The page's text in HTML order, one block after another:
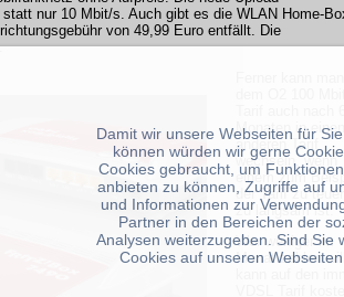
nur 10 Mbit/s. Auch gibt es die WLAN Home-
von 49,99 Euro entfällt. Die
Monaten in einen
anderen Tarif
wechseln, wenn
einem zum
der Tarif zu
zu langsam ist.
Wer weniger im
Monat zahlen
Damit wir unsere Webseiten für
können würden wir gerne
Cookies gebraucht, um
anbieten zu können, Zugriffe auf
und Informationen zur
Partner in den Bereichen der
Analysen weiterzugeben. Sind Sie
Cookies auf unseren